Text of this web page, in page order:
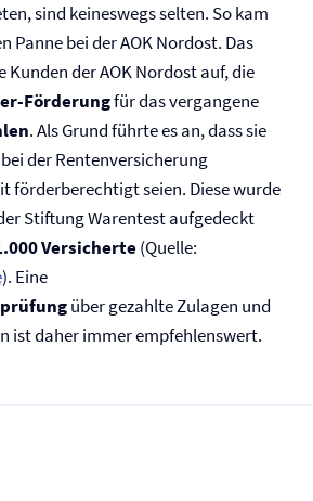
sind keineswegs selten. So kam
Panne bei der AOK Nordost. Das
der AOK Nordost auf, die
Förderungfür das vergangene
. Als Grund führte es an, dass sie
der Renten­versicherung
förderberechtigt seien. Diese wurde
Stiftung Warentest aufgedeckt
Versicherte(Quelle:
). Eine
über gezahlte Zulagen und
ist daher immer empfehlenswert.